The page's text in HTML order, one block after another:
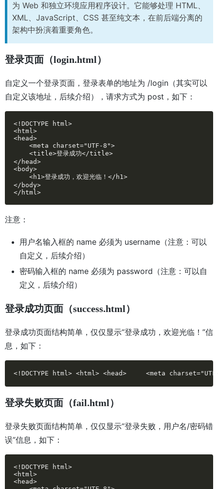
为 Web 和独立环境应用程序设计。它能够处理 HTML、
XML、JavaScript、CSS 甚至纯文本，在前后端分离的
架构中扮演着重要角色。
登录页面（login.html）
自定义一个登录页面，登录表单的地址为 /login（其实可以
自定义该地址，后续介绍），请求方式为 post，如下：
<!DOCTYPE html>
<html>
<head>
<meta charset="UTF-8">
<title>登录成功</title>
</head>
<body>
<h1>登录成功，欢迎光临！</h1>
</body>
</html>
注意：
用户名输入框的 name 必须为 username（注意：可以
自定义，后续介绍）
密码输入框的 name 必须为 password（注意：可以自
定义，后续介绍）
登录成功页面（success.html）
登录成功页面结构简单，仅仅显示“登录成功，欢迎光临！”信
息，如下：
<!DOCTYPE html> <html> <head>     <meta
登录失败页面（fail.html）
登录失败页面结构简单，仅仅显示“登录失败，用户名/密码错
误”信息，如下：
<!DOCTYPE html>
<html>
<head>